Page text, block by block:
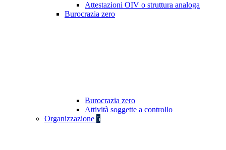
Attestazioni OIV o struttura analoga
Burocrazia zero
Burocrazia zero
Attività soggette a controllo
Organizzazione 5